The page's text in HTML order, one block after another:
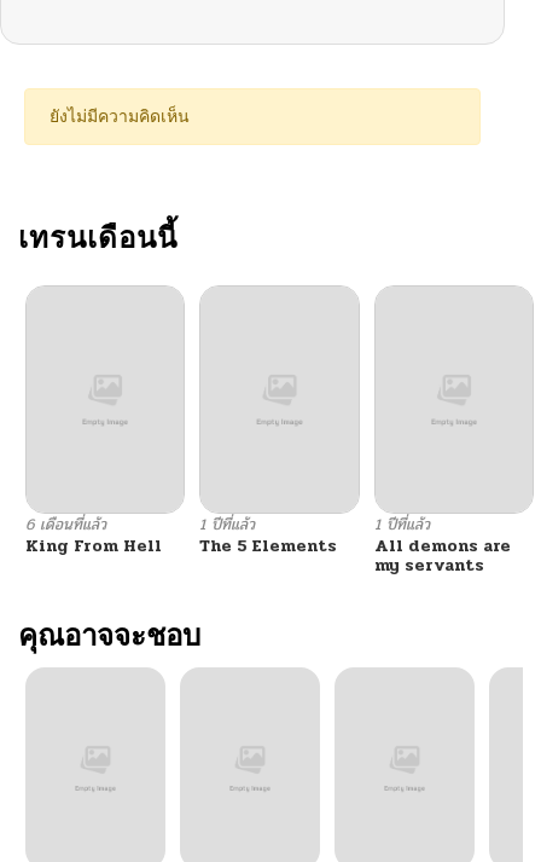
ยังไม่มีความคิดเห็น
เทรนเดือนนี้
6 เดือนที่แล้ว
King From Hell
1 ปีที่แล้ว
The 5 Elements
1 ปีที่แล้ว
All demons are
my servants
คุณอาจจะชอบ